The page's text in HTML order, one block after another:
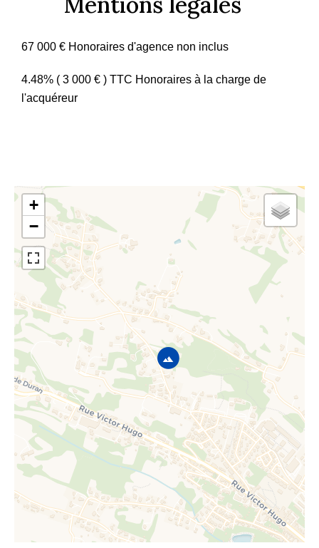
67 000 € Honoraires d'agence non inclus
4.48% ( 3 000 € ) TTC Honoraires à la charge de
l'acquéreur
+
−